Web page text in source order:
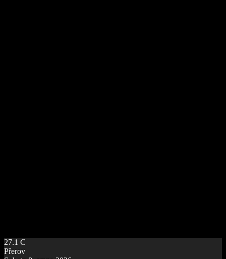
27.1 C
Přerov